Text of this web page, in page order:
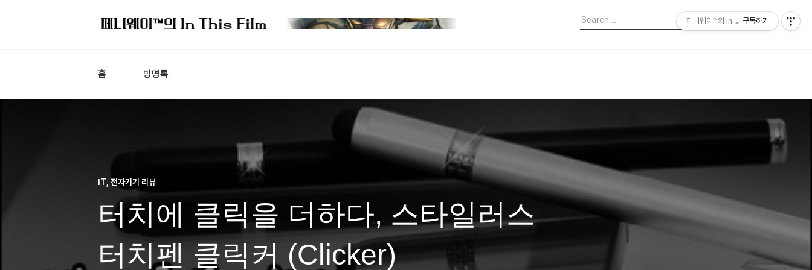
홈 방명록
IT, 전자기기 리뷰
터치에 클릭을 더하다, 스타일러스
터치펜 클릭커 (Clicker)
페니웨이™의 In This Film
구독하기